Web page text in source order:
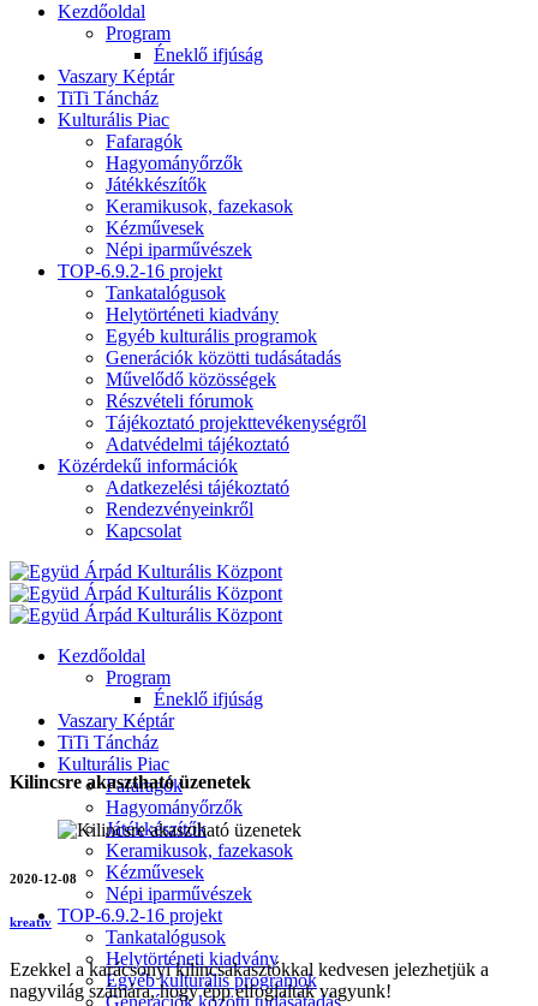
Kezdőoldal
Program
Éneklő ifjúság
Vaszary Képtár
TiTi Táncház
Kulturális Piac
Fafaragók
Hagyományőrzők
Játékkészítők
Keramikusok, fazekasok
Kézművesek
Népi iparművészek
TOP-6.9.2-16 projekt
Tankatalógusok
Helytörténeti kiadvány
Egyéb kulturális programok
Generációk közötti tudásátadás
Művelődő közösségek
Részvételi fórumok
Tájékoztató projekttevékenységről
Adatvédelmi tájékoztató
Közérdekű információk
Adatkezelési tájékoztató
Rendezvényeinkről
Kapcsolat
Kezdőoldal
Program
Éneklő ifjúság
Vaszary Képtár
TiTi Táncház
Kulturális Piac
Fafaragók
Hagyományőrzők
Játékkészítők
Keramikusok, fazekasok
Kézművesek
Népi iparművészek
TOP-6.9.2-16 projekt
Tankatalógusok
Helytörténeti kiadvány
Egyéb kulturális programok
Generációk közötti tudásátadás
Kilincsre akasztható üzenetek
2020-12-08
kreativ
Ezekkel a karácsonyi kilincsakasztókkal kedvesen jelezhetjük a
nagyvilág számára, hogy épp elfoglaltak vagyunk!